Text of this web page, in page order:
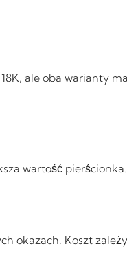
ale oba warianty
wartość pierścionka.
okazach. Koszt